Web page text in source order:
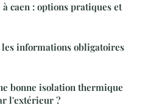
caen : options pratiques et
informations obligatoires
bonne isolation thermique
l'extérieur ?